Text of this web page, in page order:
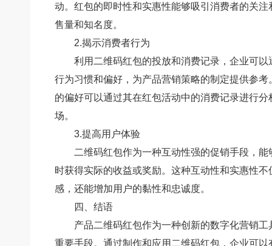
动。红包的即时性和实惠性能够吸引消费者的关
售量和知名度。
2.揭示消费者行为
利用二维码红包的投放和消费记录，企业可
行为习惯和偏好，为产品营销策略的制定提供参
的偏好可以通过其在红包活动中的消费记录进行
场。
3.提高用户体验
二维码红包作为一种互动性强的促销手段，
时获得实际的收益或奖励。这种互动性和实惠性
感，还能增加用户的黏性和忠诚度。
四、结语
产品二维码红包作为一种创新的数字化营销
重要手段。通过制作和应用二维码红包，企业可